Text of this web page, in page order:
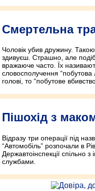
Смертельна
Чоловік убив дружину.
здивуєш. Страшно, але
вражаюче часто. Їх
словосполучення
голові, то “побутове
Пішохід з
Відразу три операції під
“Автомобіль” розпочали в
Державтоінспекції спільно
службами.